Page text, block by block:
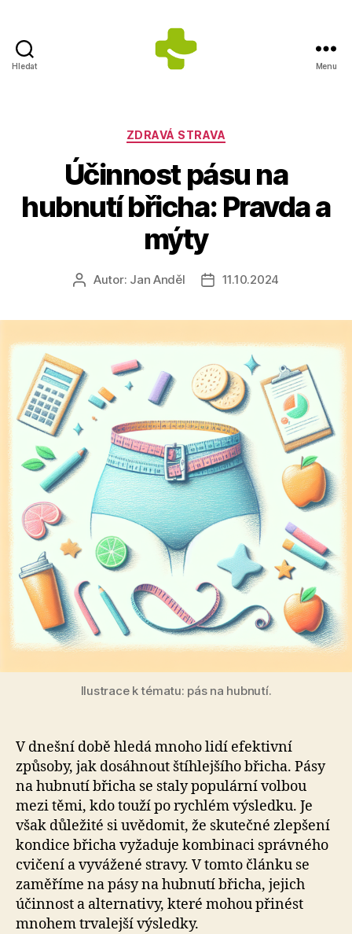
Hledat
s.r.o.
-
Výrobce
doplňků
stravy
Menu
Rubriky
ZDRAVÁ STRAVA
Účinnost pásu na
hubnutí břicha: Pravda a
mýty
AutorAutor: Jan Anděl
Datum
11.10.2024
Ilustrace k tématu: pás na hubnutí.
V dnešní době hledá mnoho lidí efektivní
způsoby, jak dosáhnout štíhlejšího břicha. Pásy
na hubnutí břicha se staly populární volbou
mezi těmi, kdo touží po rychlém výsledku. Je
však důležité si uvědomit, že skutečné zlepšení
kondice břicha vyžaduje kombinaci správného
cvičení a vyvážené stravy. V tomto článku se
zaměříme na pásy na hubnutí břicha, jejich
účinnost a alternativy, které mohou přinést
mnohem trvalejší výsledky.